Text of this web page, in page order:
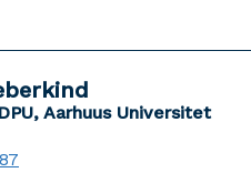
Aarhuus Universitet